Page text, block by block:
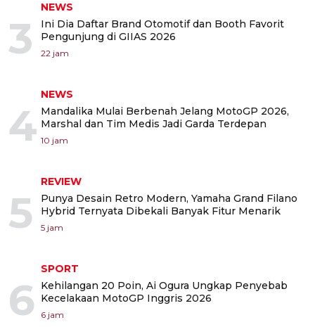
3
NEWS
Ini Dia Daftar Brand Otomotif dan Booth Favorit
Pengunjung di GIIAS 2026
22 jam
4
NEWS
Mandalika Mulai Berbenah Jelang MotoGP 2026,
Marshal dan Tim Medis Jadi Garda Terdepan
10 jam
5
REVIEW
Punya Desain Retro Modern, Yamaha Grand Filano
Hybrid Ternyata Dibekali Banyak Fitur Menarik
5 jam
6
SPORT
Kehilangan 20 Poin, Ai Ogura Ungkap Penyebab
Kecelakaan MotoGP Inggris 2026
6 jam